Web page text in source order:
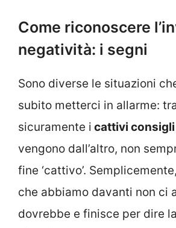
Come riconoscere
negatività: i segni
Sono diverse le situazioni
subito metterci in allarme:
sicuramente i cattivi consigli
vengono dall’altro, non
fine ‘cattivo’.
che abbiamo davanti non ci
dovrebbe e finisce per dire